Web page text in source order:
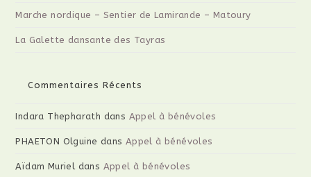
Marche nordique – Sentier de Lamirande – Matoury
La Galette dansante des Tayras
Commentaires Récents
Indara Thepharath dans Appel à bénévoles
PHAETON Olguine dans Appel à bénévoles
Aïdam Muriel dans Appel à bénévoles